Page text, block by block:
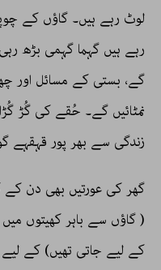
لوٹ رہے ہیں۔ گاؤں کے
رہے ہیں گہما گہمی بڑھ
گے، بستی کے مسائل اور
نمٹائیں گے۔ حُقے کی گُڑ
زندگی سے بھر پور قہقہے
گھر کی عورتیں بھی دن
( گاؤں سے باہر کھیتوں
کے لیے جاتی تھیں) کے لیے